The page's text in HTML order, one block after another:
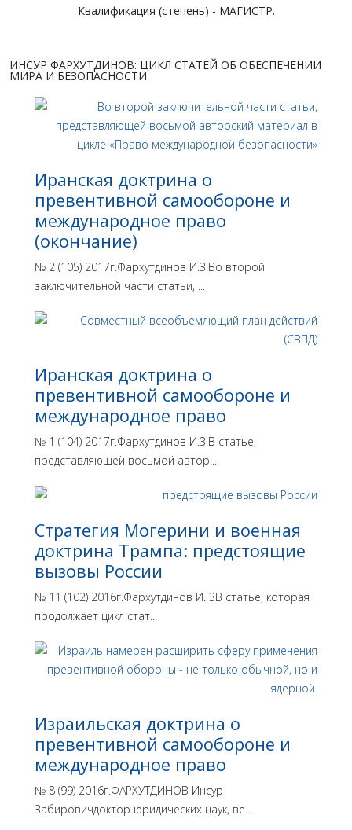
Квалификация (степень) - МАГИСТР.
ИНСУР ФАРХУТДИНОВ: ЦИКЛ СТАТЕЙ ОБ ОБЕСПЕЧЕНИИ
МИРА И БЕЗОПАСНОСТИ
Иранская доктрина о
превентивной самообороне и
международное право
(окончание)
№ 2 (105) 2017г.Фархутдинов И.З.Во второй
заключительной части статьи, ...
Иранская доктрина о
превентивной самообороне и
международное право
№ 1 (104) 2017г.Фархутдинов И.З.В статье,
представляющей восьмой автор...
Стратегия Могерини и военная
доктрина Трампа: предстоящие
вызовы России
№ 11 (102) 2016г.Фархутдинов И. ЗВ статье, которая
продолжает цикл стат...
Израильская доктрина o
превентивной самообороне и
международное право
№ 8 (99) 2016г.ФАРХУТДИНОВ Инсур
Забировичдоктор юридических наук, ве...